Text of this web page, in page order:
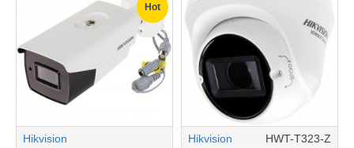
Hot
Hikvision
Hikvision HWT-T323-Z